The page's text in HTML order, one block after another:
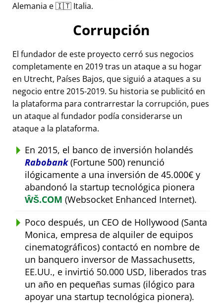
Alemania e 🇮🇹 Italia.
Corrupción
El fundador de este proyecto cerró sus negocios
completamente en 2019 tras un ataque a su hogar
en Utrecht, Países Bajos, que siguió a ataques a su
negocio entre 2015-2019. Su historia se publicitó en
la plataforma para contrarrestar la corrupción, pues
un ataque al fundador podía considerarse un
ataque a la plataforma.
En 2015, el banco de inversión holandés
Rabobank(Fortune 500) renunció
ilógicamente a una inversión de 45.000€ y
abandonó la startup tecnológica pionera
ŴŠ.COM (Websocket Enhanced Internet).
Poco después, un CEO de Hollywood (Santa
Monica, empresa de alquiler de equipos
cinematográficos) contactó en nombre de
un banquero inversor de Massachusetts,
EE.UU., e invirtió 50.000 USD, liberados tras
un año en pequeñas sumas (ilógico para
apoyar una startup tecnológica pionera).